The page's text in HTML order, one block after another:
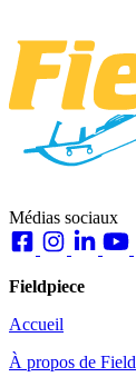
Médias sociaux
Fieldpiece
Accueil
À propos de